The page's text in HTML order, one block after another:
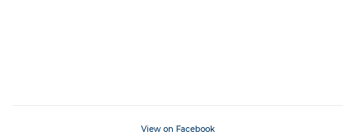
View on Facebook